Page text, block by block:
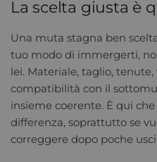
La scelta giusta è
Una muta stagna ben
tuo modo di immergerti,
lei. Materiale, taglio,
compatibilità con il
insieme coerente. È qui
differenza, soprattutto se
correggere dopo poche